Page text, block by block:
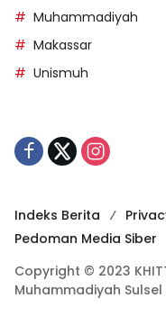
Muhammadiyah
Makassar
Unismuh
Indeks Berita
Pedoman Media Siber
Copyright © 2023
Muhammadiyah Sulsel